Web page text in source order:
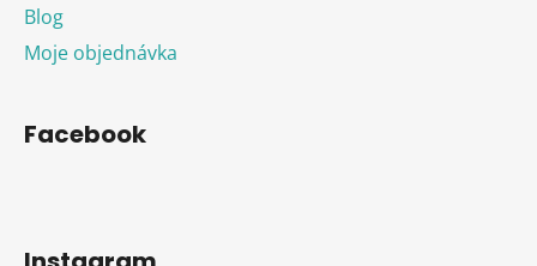
Blog
Moje objednávka
Facebook